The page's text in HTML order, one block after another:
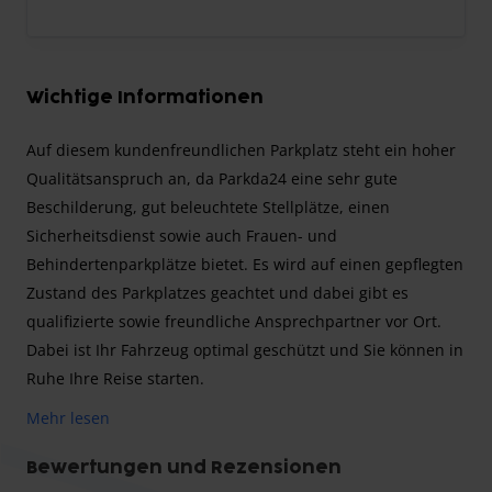
Wichtige Informationen
Auf diesem kundenfreundlichen Parkplatz steht ein hoher
Qualitätsanspruch an, da Parkda24 eine sehr gute
Beschilderung, gut beleuchtete Stellplätze, einen
Sicherheitsdienst sowie auch Frauen- und
Behindertenparkplätze bietet. Es wird auf einen gepflegten
Zustand des Parkplatzes geachtet und dabei gibt es
qualifizierte sowie freundliche Ansprechpartner vor Ort.
Dabei ist Ihr Fahrzeug optimal geschützt und Sie können in
Ruhe Ihre Reise starten.
PARKDA24 – EXTRALEISTUNGEN
Mehr lesen
Bewertungen und Rezensionen